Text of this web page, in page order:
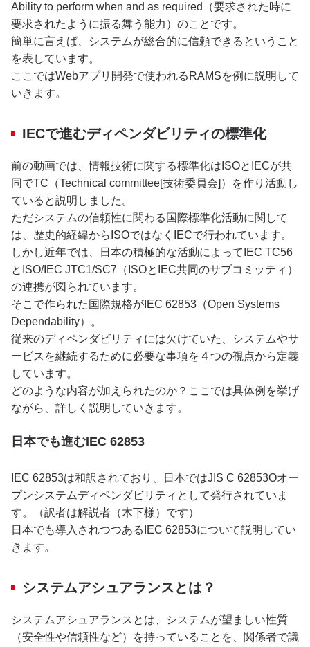
Ability to perform when and as required（要求された時に
要求されたように振る舞う能力）のことです。
簡単に言えば、システムが総合的に信頼できるということ
を表しています。
ここではWebアプリ開発で使われるRAMSを例に説明して
いきます。
IECで進むディペンダビリティの標準化
前の動画では、情報技術に関する標準化はISOとIECが共
同でTC（Technical committee[技術委員会]）を作り活動し
ていると説明しました。
ただシステムの信頼性に関わる国際標準化活動に関して
は、歴史的経緯からISOではなくIECで行われています。
しかし近年では、日本の積極的な活動によってIEC TC56
とISO/IEC JTC1/SC7（ISOとIEC共同のサブコミッティ）
の連携が図られています。
そこで作られた国際規格がIEC 62853（Open Systems
Dependability）。
従来のディペンダビリティには欠けていた、システムやサ
ービスを継続するために必要な事項を４つの視点から定義
しています。
どのような内容が加えられたのか？ここでは具体例を挙げ
ながら、詳しく説明していきます。
日本でも進むIEC 62853
IEC 62853は和訳されており、日本ではJIS C 62853Oオー
プンシステムディペンダビリティとして発行されていま
す。（訳者は解説者（木下様）です）
日本でも導入されつつあるIEC 62853について説明してい
きます。
システムアシュアランスとは？
システムアシュアランスとは、システムが望ましい性質
（安全性や信頼性など）を持っていることを、関係者で議